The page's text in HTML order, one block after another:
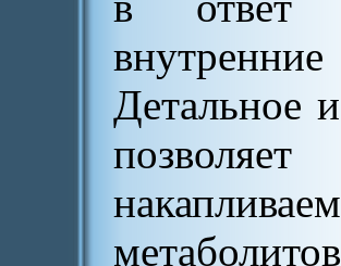
Детальное
позволяет